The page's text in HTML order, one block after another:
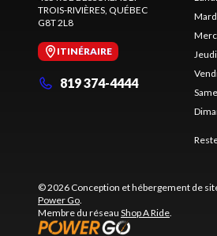
TROIS-RIVIÈRES , QUÉBEC
G8T 2L8
ITINÉRAIRE
819 374-4444
Jeudi
© 2026 Conception et hébergement de
Power Go
Membre du réseau Shop A Ride